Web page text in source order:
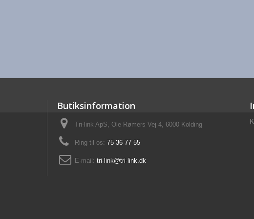
Butiksinformation
Tri-link ApS, Ole Rømers Vej 4, 6000 Kolding
Ring til os: 75 36 77 55
E-mail: tri-link@tri-link.dk